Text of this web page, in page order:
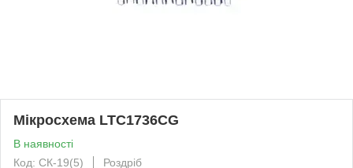
Мікросхема LTC1736CG
В наявності
Код: СК-19(5)
Роздріб